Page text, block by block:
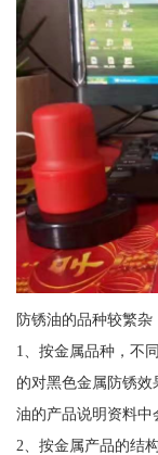
防锈油的品种较繁杂
1、按金属品种，不
的对黑色金属防锈
油的产品说明资料中
2、按金属产品的结